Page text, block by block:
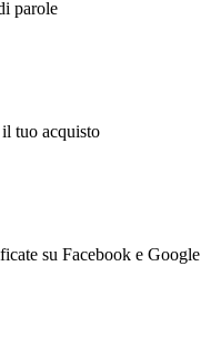
parole
tuo acquisto
su Facebook e Google